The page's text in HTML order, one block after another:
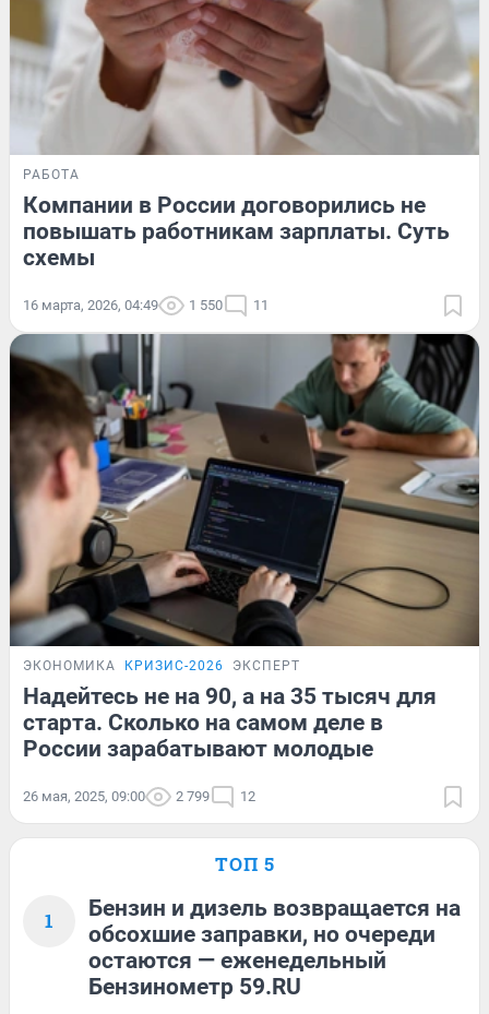
РАБОТА
Компании в России договорились не
повышать работникам зарплаты. Суть
схемы
16 марта, 2026, 04:49 1 550 11
ЭКОНОМИКА КРИЗИС-2026 ЭКСПЕРТ
Надейтесь не на 90, а на 35 тысяч для
старта. Сколько на самом деле в
России зарабатывают молодые
26 мая, 2025, 09:00 2 799 12
ТОП 5
1
Бензин и дизель возвращается на
обсохшие заправки, но очереди
остаются — еженедельный
Бензинометр 59.RU